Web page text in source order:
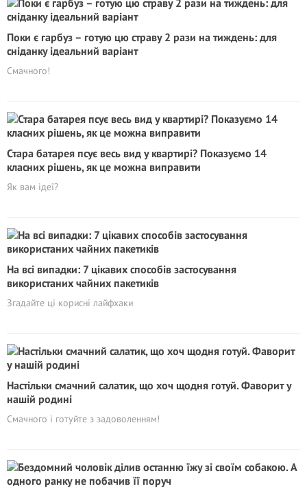
Поки є гарбуз – готую цю страву 2 рази на тиждень: для
сніданку ідеальний варіант
Смачного!
Стара батарея псує весь вид у квартирі? Показуємо 14
класних рішень, як це можна виправити
Як вам ідеї?
На всі випадки: 7 цікавих способів застосування
використаних чайних пакетиків
Згадайте ці корисні лайфхаки
Настільки смачний салатик, що хоч щодня готуй. Фаворит у
нашій родині
Смачного і готуйте з задоволенням!